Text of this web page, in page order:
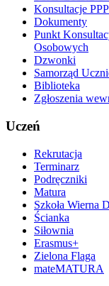
Konsultacje
Dokumenty
Punkt
Osobowych
Dzwonki
Samorząd
Biblioteka
Zgłoszenia
Uczeń
Rekrutacja
Terminarz
Podręczniki
Matura
Szkoła Wierna
Ścianka
Siłownia
Erasmus+
Zielona Flaga
mateMATURA